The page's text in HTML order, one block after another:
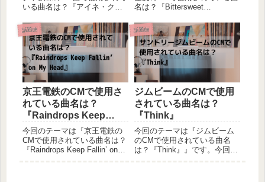
いる曲名は？『アイネ・クラ
す。今回は三井ダイレクト損
保のCMで使用されている曲に
ついて、ご紹介していきたい
と思います。CM概要女優の本
田翼さんが出演されていま
す...
名は？『Bittersweet
トリー金麦のCMで使用されて
いる曲について、ご紹介して
いきたいと思います。CM概要
2020年1月より放映開始。女優
の石原さと...
話題曲
京王電鉄のCMで使用さ
れている曲名は？
『Raindrops Keep
Fallin’ on My Head』
今回のテーマは『京王電鉄の
CMで使用されている曲名は？
『Raindrops Keep Fallin’ on
話題曲
ジムビームのCMで使用
されている曲名は？
『Think』
今回のテーマは『ジムビーム
のCMで使用されている曲名
は？『Think』』です。今回は